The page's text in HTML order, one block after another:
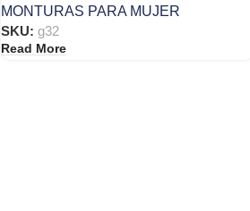
MONTURAS PARA MUJER
SKU: g32
Read More